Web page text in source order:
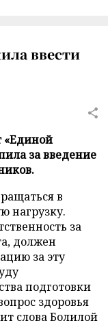
ввести
«Единой
за введение
в
нагрузку.
за
должен
за эту
подготовки
здоровья
слова Болилой